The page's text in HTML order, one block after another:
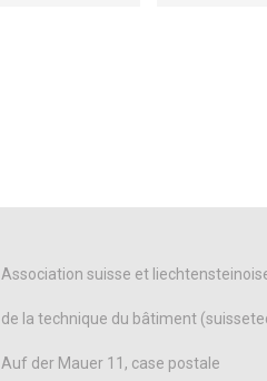
Association suisse et
de la technique du bâtiment
Auf der Mauer 11, case postale